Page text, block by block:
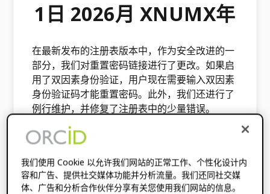
1日 2026月 XNUMX年
在最新发布的注册表版本中，作为安全改进的一
部分，我们对重置密码链接进行了更改。如果启
用了双因素身份验证，用户现在需要输入双因素
身份验证码才能重置密码。此外，我们还进行了
例行维护，并修复了注册表中的少量错误。
作为我们无障碍设计工作的一部分，我们解决了
之前在信息网站审核中提出的一些合规性问题。
这使我们离达到 WCAG 2.2 AA 标准更近了一
步！
我们使用 Cookie 以允许我们网站的正常工作、个性化设计内
容和广告、提供社交媒体功能并分析流量。我们还同社交媒
体、广告和分析合作伙伴分享有关您使用我们网站的信息。